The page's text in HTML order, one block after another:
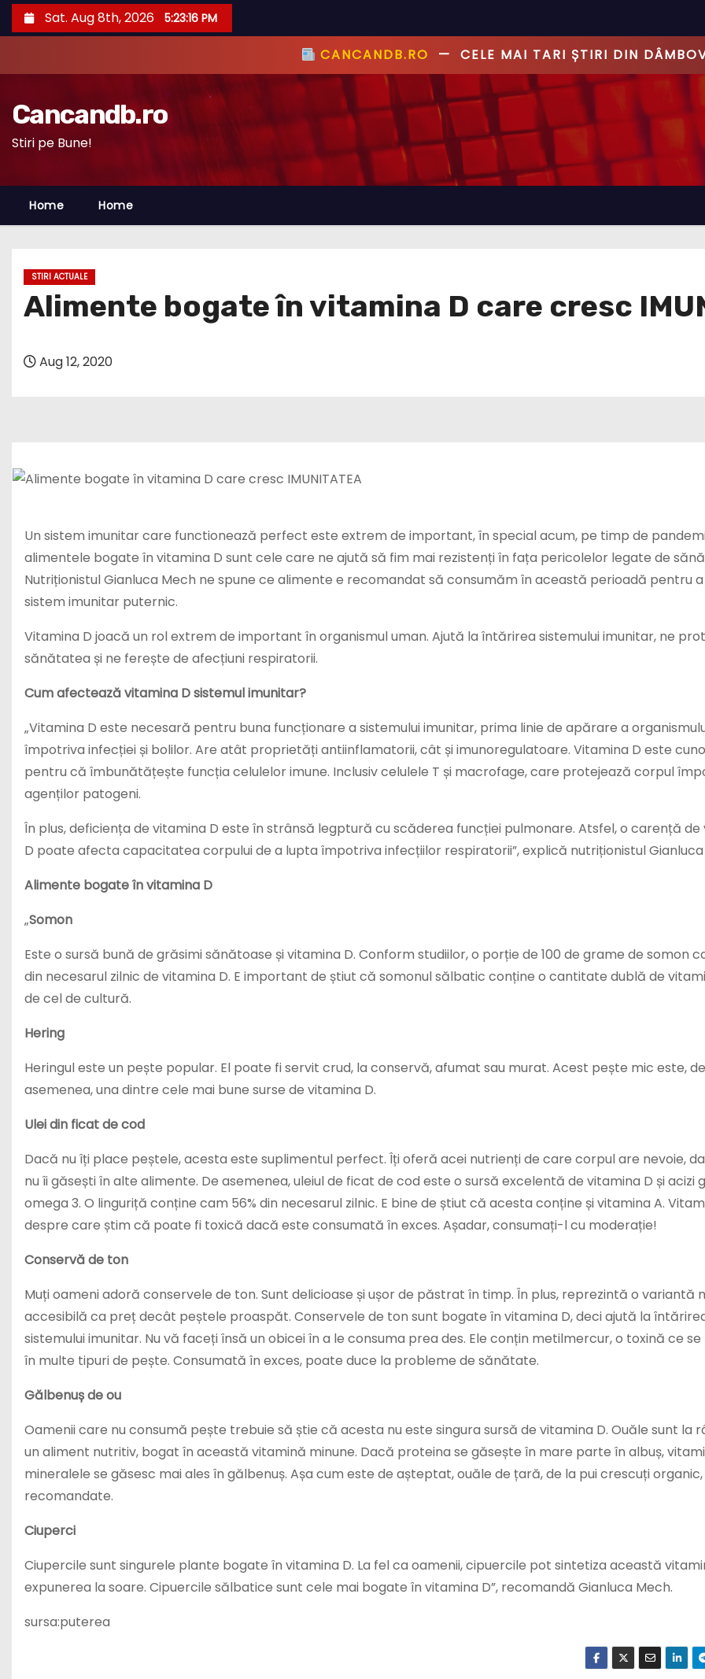
k
p
n
e
Sat. Aug 8th, 2026 5:23:18 PM
CANCANDB.RO—PRIMUL CU ȘTIREA, PRIMUL CU
Cancandb.ro
Stiri pe Bune!
Home Home
STIRI ACTUALE
Alimente bogate în vitamina D care cresc
Aug 12, 2020
Un sistem imunitar care functionează perfect este extrem de important, în special acum, pe timp de
alimentele bogate în vitamina D sunt cele care ne ajută să fim mai rezistenți în fața pericolelor legate de
Nutriționistul Gianluca Mech ne spune ce alimente e recomandat să consumăm în această perioadă pentru a
sistem imunitar puternic.
Vitamina D joacă un rol extrem de important în organismul uman. Ajută la întărirea sistemului imunitar, ne
sănătatea și ne ferește de afecțiuni respiratorii.
Cum afectează vitamina D sistemul imunitar?
„Vitamina D este necesară pentru buna funcționare a sistemului imunitar, prima linie de apărare a
împotriva infecției și bolilor. Are atât proprietăți antiinflamatorii, cât și imunoregulatoare. Vitamina D este
pentru că îmbunătățește funcția celulelor imune. Inclusiv celulele T și macrofage, care protejează corpul
agenților patogeni.
În plus, deficiența de vitamina D este în strânsă legptură cu scăderea funcției pulmonare. Atsfel, o carență de
D poate afecta capacitatea corpului de a lupta împotriva infecțiilor respiratorii”, explică nutriționistul Gianluca
Alimente bogate în vitamina D
„Somon
Este o sursă bună de grăsimi sănătoase și vitamina D. Conform studiilor, o porție de 100 de grame de somon
din necesarul zilnic de vitamina D. E important de știut că somonul sălbatic conține o cantitate dublă de
de cel de cultură.
Hering
Heringul este un pește popular. El poate fi servit crud, la conservă, afumat sau murat. Acest pește mic este, de
asemenea, una dintre cele mai bune surse de vitamina D.
Ulei din ficat de cod
Dacă nu îți place peștele, acesta este suplimentul perfect. Îți oferă acei nutrienți de care corpul are nevoie,
nu îi găsești în alte alimente. De asemenea, uleiul de ficat de cod este o sursă excelentă de vitamina D și acizi
omega 3. O linguriță conține cam 56% din necesarul zilnic. E bine de știut că acesta conține și vitamina A.
despre care știm că poate fi toxică dacă este consumată în exces. Așadar, consumați-l cu moderație!
Conservă de ton
Muți oameni adoră conservele de ton. Sunt delicioase și ușor de păstrat în timp. În plus, reprezintă o variantă
accesibilă ca preț decât peștele proaspăt. Conservele de ton sunt bogate în vitamina D, deci ajută la
sistemului imunitar. Nu vă faceți însă un obicei în a le consuma prea des. Ele conțin metilmercur, o toxină ce
în multe tipuri de pește. Consumată în exces, poate duce la probleme de sănătate.
Gălbenuș de ou
Oamenii care nu consumă pește trebuie să știe că acesta nu este singura sursă de vitamina D. Ouăle sunt la
un aliment nutritiv, bogat în această vitamină minune. Dacă proteina se găsește în mare parte în albuș,
mineralele se găsesc mai ales în gălbenuș. Așa cum este de așteptat, ouăle de țară, de la pui crescuți
recomandate.
Ciuperci
Ciupercile sunt singurele plante bogate în vitamina D. La fel ca oamenii, cipuercile pot sintetiza această
expunerea la soare. Cipuercile sălbatice sunt cele mai bogate în vitamina D”, recomandă Gianluca Mech.
sursa:puterea